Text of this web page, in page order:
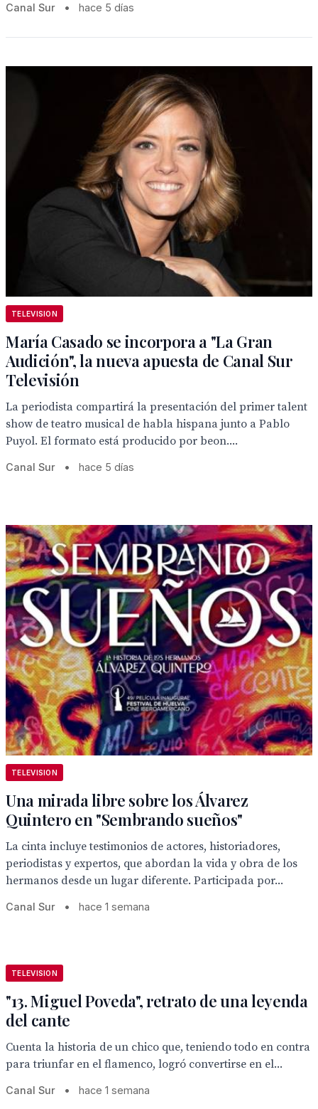
Canal Sur • hace 5 días
TELEVISION
María Casado se incorpora a "La Gran
Audición", la nueva apuesta de Canal Sur
Televisión
La periodista compartirá la presentación del primer talent
show de teatro musical de habla hispana junto a Pablo
Puyol. El formato está producido por beon....
Canal Sur • hace 5 días
TELEVISION
Una mirada libre sobre los Álvarez
Quintero en "Sembrando sueños"
La cinta incluye testimonios de actores, historiadores,
periodistas y expertos, que abordan la vida y obra de los
hermanos desde un lugar diferente. Participada por...
Canal Sur • hace 1 semana
TELEVISION
"13. Miguel Poveda", retrato de una leyenda
del cante
Cuenta la historia de un chico que, teniendo todo en contra
para triunfar en el flamenco, logró convertirse en el...
Canal Sur • hace 1 semana